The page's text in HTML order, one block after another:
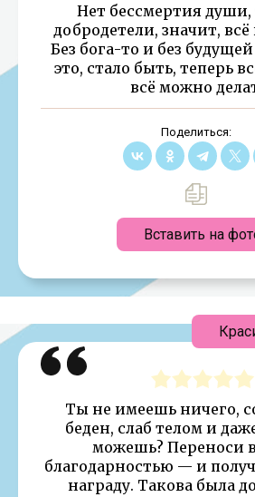
Нет бессмертия души,
добродетели, значит, всё
Без бога-то и без
это, стало быть, теперь
всё можно
Поделиться:
Вставить на
Ты не имеешь ничего,
беден, слаб телом и
можешь? Переноси
благодарностью — и
награду. Такова была